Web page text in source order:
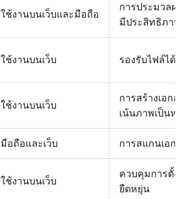
ใช้งานบนเว็บและมือถือ
การประมวล
มีประสิทธิภาพ
ใช้งานบนเว็บ รองรับไฟล์ไ
ใช้งานบนเว็บ
การสร้างเอ
เน้นภาพเป็นห
มือถือและเว็บ การสแกนเอก
ใช้งานบนเว็บ
ควบคุมการตั้
ยืดหยุ่น